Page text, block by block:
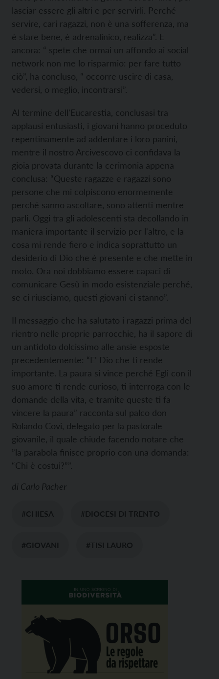
lasciar essere gli altri e per servirli. Perché
servire, cari ragazzi, non è una sofferenza, ma
è stare bene, è adrenalinico, realizza”. E
ancora: “ spete che ormai un affondo ai social
network non me lo risparmio: per fare tutto
ciò”, ha concluso, “ occorre uscire di casa,
vedersi, o meglio, incontrarsi”.
Al termine dell'Eucarestia, conclusasi tra
applausi entusiasti, i giovani hanno proceduto
repentinamente ad addentare i loro panini,
mentre il nostro Arcivescovo ci confidava la
gioia provata durante la cerimonia appena
conclusa: “Queste ragazze e ragazzi sono
persone che mi colpiscono enormemente
perché sanno ascoltare, sono attenti mentre
parli. Oggi tra gli adolescenti sta decollando in
maniera importante il servizio per l'altro, e la
cosa mi rende fiero e indica soprattutto un
desiderio di Dio che è presente e che mette in
moto. Ora noi dobbiamo essere capaci di
comunicare Gesù in modo esistenziale perché,
se ci riusciamo, questi giovani ci stanno”.
Il messaggio che ha salutato i ragazzi prima del
rientro nelle proprie parrocchie, ha il sapore di
un antidoto dolcissimo alle ansie esposte
precedentemente: “E' Dio che ti rende
importante. La paura si vince perché Egli con il
suo amore ti rende curioso, ti interroga con le
domande della vita, e tramite queste ti fa
vincere la paura” racconta sul palco don
Rolando Covi, delegato per la pastorale
giovanile, il quale chiude facendo notare che
”la parabola finisce proprio con una domanda:
“Chi è costui?””.
di Carlo Pacher
#CHIESA #DIOCESI DI TRENTO
#GIOVANI #TISI LAURO